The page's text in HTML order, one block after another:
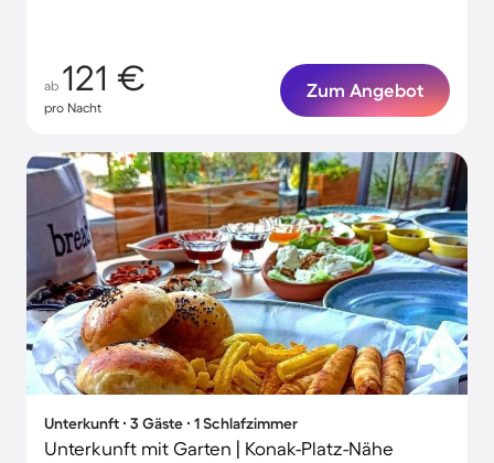
ab 121 €
pro Nacht
Zum Angebot
Unterkunft ∙ 3 Gäste ∙ 1 Schlafzimmer
Unterkunft mit Garten | Konak-Platz-Nähe